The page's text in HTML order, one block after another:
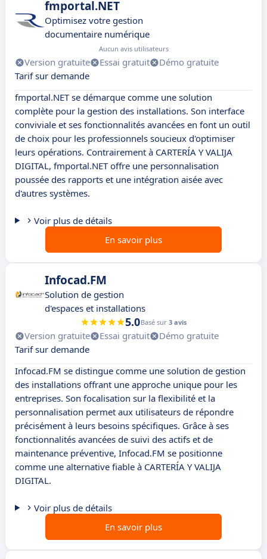
fmportal.NET
Optimisez votre gestion
documentaire numérique
Aucun avis utilisateurs
Version gratuite Essai gratuit
Démo gratuite
Tarif sur demande
fmportal.NET se démarque comme une solution
complète pour la gestion des installations. Son interface
conviviale et ses fonctionnalités avancées en font un outil
de choix pour les professionnels soucieux d'optimiser
leurs opérations. Contrairement à CARTERÍA Y VALIJA
DIGITAL, fmportal.NET offre une personnalisation
poussée des rapports et une intégration aisée avec
d'autres systèmes.
Voir plus de détails
En savoir plus
Infocad.FM
Solution de gestion
d'espaces et installations
5.0Basé sur 3 avis
Version gratuite Essai gratuit
Démo gratuite
Tarif sur demande
Infocad.FM se distingue comme une solution de gestion
des installations offrant une approche unique pour les
entreprises. Son focalisation sur la flexibilité et la
personnalisation permet aux utilisateurs de répondre
précisément à leurs besoins spécifiques. Grâce à ses
fonctionnalités avancées de suivi des actifs et de
maintenance préventive, Infocad.FM se positionne
comme une alternative fiable à CARTERÍA Y VALIJA
DIGITAL.
Voir plus de détails
En savoir plus